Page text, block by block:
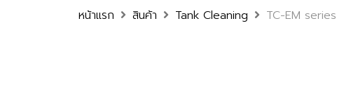
หน้าแรก สินค้า Tank Cleaning TC-EM series